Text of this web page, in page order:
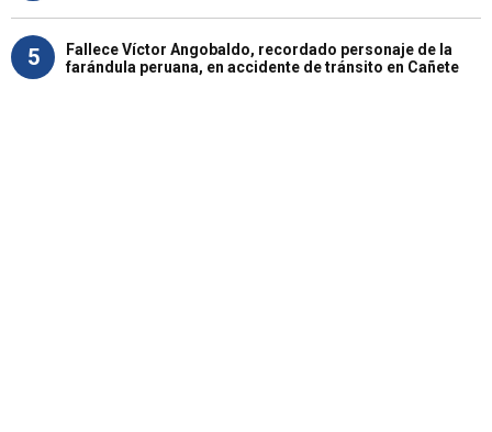
5
Fallece Víctor Angobaldo, recordado personaje de la
farándula peruana, en accidente de tránsito en Cañete